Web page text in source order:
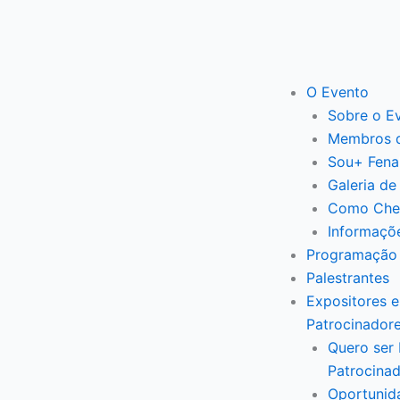
O Evento
Sobre o
Membros
Sou+
Galeria
Como
Programação
Palestrantes
Expositores e
Quero ser